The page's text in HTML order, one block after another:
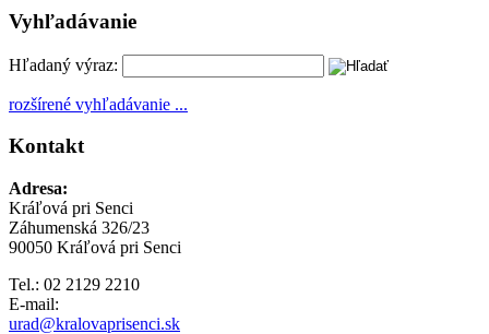
Vyhľadávanie
Hľadaný výraz:
rozšírené vyhľadávanie ...
Kontakt
Adresa:
Kráľová pri Senci
Záhumenská 326/23
90050 Kráľová pri Senci
Tel.: 02 2129 2210
E-mail:
urad@kralovaprisenci.sk